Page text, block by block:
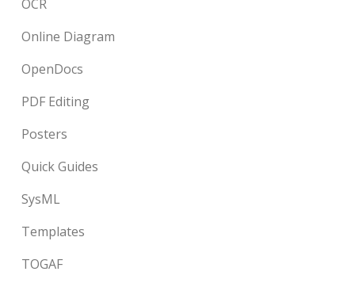
OCR
Online Diagram
OpenDocs
PDF Editing
Posters
Quick Guides
SysML
Templates
TOGAF